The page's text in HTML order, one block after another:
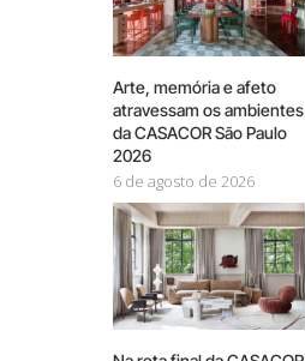
Arte, memória e afeto
atravessam os ambientes
da CASACOR São Paulo
2026
6 de agosto de 2026